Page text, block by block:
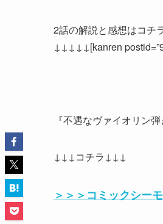
2話の解説と感想はコチ
↓↓↓↓↓[kanren
『不遇なヴァイオリン
↓↓↓コチラ↓↓↓
＞＞＞コミックシー